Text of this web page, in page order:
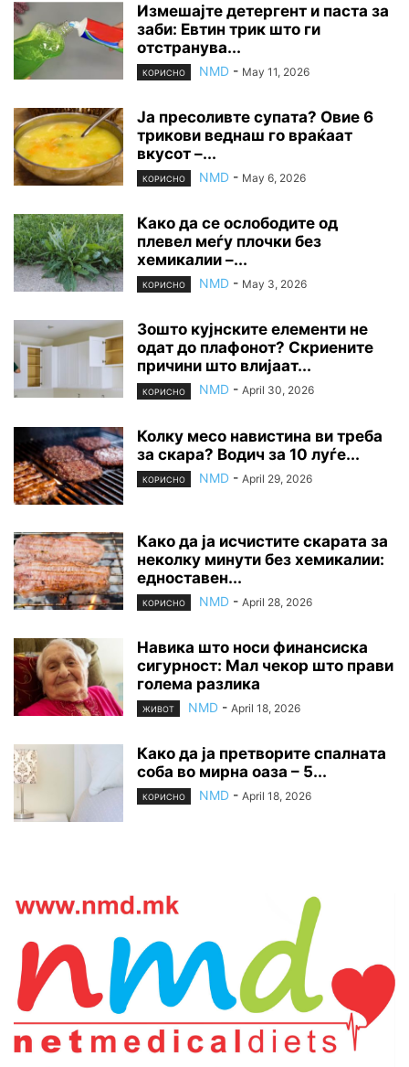
Измешајте детергент и паста за
заби: Евтин трик што ги
отстранува...
КОРИСНО NMD - May 11, 2026
Ја пресоливте супата? Овие 6
трикови веднаш го враќаат
вкусот –...
КОРИСНО NMD - May 6, 2026
Како да се ослободите од
плевел меѓу плочки без
хемикалии –...
КОРИСНО NMD - May 3, 2026
Зошто кујнските елементи не
одат до плафонот? Скриените
причини што влијаат...
КОРИСНО NMD - April 30, 2026
Колку месо навистина ви треба
за скара? Водич за 10 луѓе...
КОРИСНО NMD - April 29, 2026
Како да ја исчистите скарата за
неколку минути без хемикалии:
едноставен...
КОРИСНО NMD - April 28, 2026
Навика што носи финансиска
сигурност: Мал чекор што прави
голема разлика
ЖИВОТ NMD - April 18, 2026
Како да ја претворите спалната
соба во мирна оаза – 5...
КОРИСНО NMD - April 18, 2026